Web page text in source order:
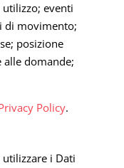
eventi
di movimento;
posizione
domande;
Policy.
i Dati